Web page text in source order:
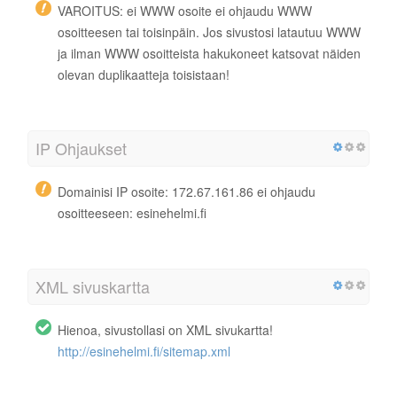
VAROITUS: ei WWW osoite ei ohjaudu WWW
osoitteesen tai toisinpäin. Jos sivustosi latautuu WWW
ja ilman WWW osoitteista hakukoneet katsovat näiden
olevan duplikaatteja toisistaan!
IP Ohjaukset
Domainisi IP osoite: 172.67.161.86 ei ohjaudu
osoitteeseen: esinehelmi.fi
XML sivuskartta
Hienoa, sivustollasi on XML sivukartta!
http://esinehelmi.fi/sitemap.xml